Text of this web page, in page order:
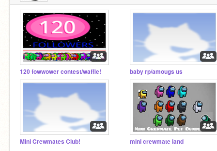
120 fowwower contest/waffle! baby rp/amougs us
Mini Crewmates Club! mini crewmate land